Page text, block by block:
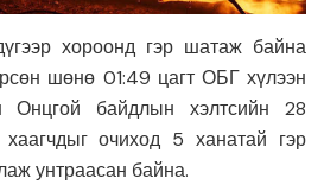
хороонд гэр шатаж байна
шөнө 01:49 цагт ОБГ хүлээн
Онцгой байдлын хэлтсийн 28
очиход 5 ханатай гэр
унтраасан байна.